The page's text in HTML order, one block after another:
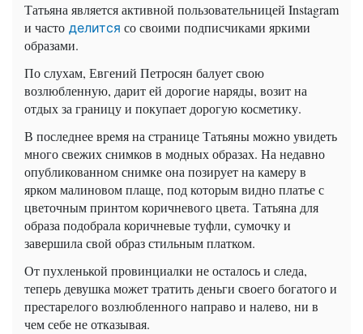
Татьяна является активной пользовательницей Instagram
и часто делится со своими подписчиками яркими
образами.
По слухам, Евгений Петросян балует свою
возлюбленную, дарит ей дорогие наряды, возит на
отдых за границу и покупает дорогую косметику.
В последнее время на странице Татьяны можно увидеть
много свежих снимков в модных образах. На недавно
опубликованном снимке она позирует на камеру в
ярком малиновом плаще, под которым видно платье с
цветочным принтом коричневого цвета. Татьяна для
образа подобрала коричневые туфли, сумочку и
завершила свой образ стильным платком.
От пухленькой провинциалки не осталось и следа,
теперь девушка может тратить деньги своего богатого и
престарелого возлюбленного направо и налево, ни в
чем себе не отказывая.